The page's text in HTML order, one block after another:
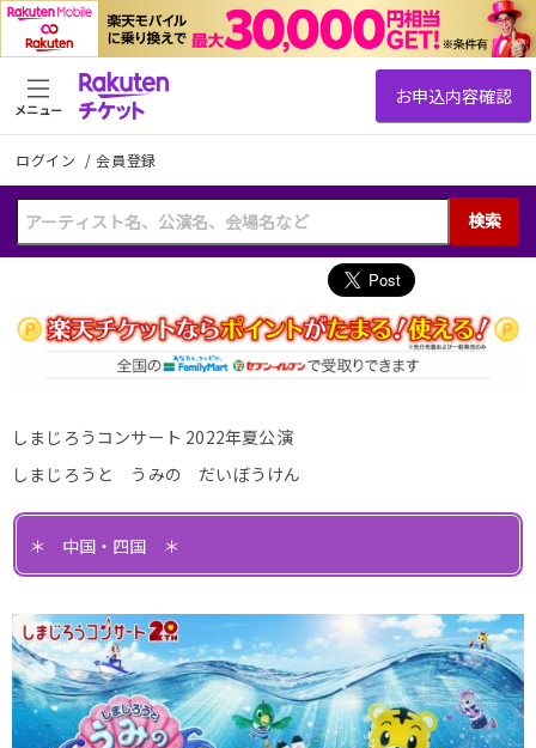
ログイン /会員登録
検索
メニュー
しまじろうコンサート 2022年夏公演
しまじろうと うみの だいぼうけん
＊ 中国・四国 ＊